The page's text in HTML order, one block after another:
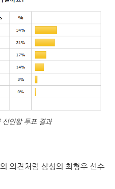
인왕 투표 결과
의견처럼 삼성의 최형우 선수